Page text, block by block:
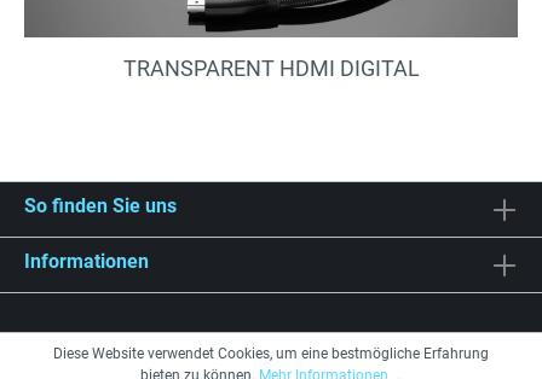
TRANSPARENT HDMI DIGITAL
So finden Sie uns
Informationen
Diese Website verwendet Cookies, um eine bestmögliche Erfahrung
bieten zu können. Mehr Informationen ...